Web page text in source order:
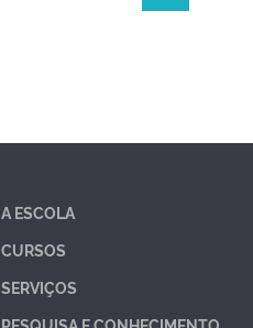
A ESCOLA
CURSOS
SERVIÇOS